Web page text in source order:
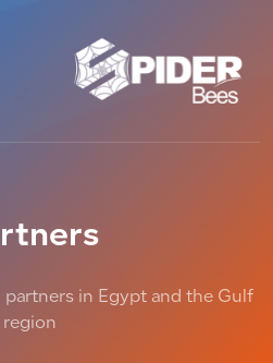
in Egypt and the Gulf
region